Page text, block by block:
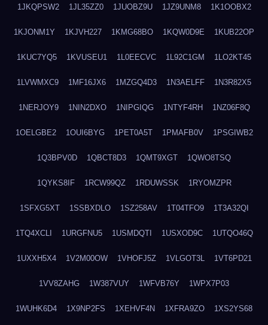
1JKQPSW2 1JL35ZZ0 1JUOBZ9U 1JZ9UNM8 1K1OOBX2
1KJONM1Y 1KJVH227 1KMG68BO 1KQW0D9E 1KUB22OP
1KUC7YQ5 1KVUSEU1 1L0EECVC 1L92C1GM 1LO2KT45
1LVWMXC9 1MF16JX6 1MZGQ4D3 1N3AELFF 1N3R82X5
1NERJOY9 1NIN2DXO 1NIPGIQG 1NTYF4RH 1NZ06F8Q
1OELGBE2 1OUI6BYG 1PET0A5T 1PMAFB0V 1PSGIWB2
1Q3BPV0D 1QBCT8D3 1QMT9XGT 1QWO8TSQ
1QYKS8IF 1RCW99QZ 1RDUWSSK 1RYOMZPR
1SFXG5XT 1SSBXDLO 1SZ258AV 1T04TFO9 1T3A32QI
1TQ4XCLI 1URGFNU5 1USMDQTI 1USXOD9C 1UTQO46Q
1UXXH5X4 1V2M00OW 1VHOFJ5Z 1VLGOT3L 1VT6PD21
1VV8ZAHG 1W387VUY 1WFVB76Y 1WPX7P03
1WUHK6D4 1X9NP2FS 1XEHVF4N 1XFRA9ZO 1XS2YS68